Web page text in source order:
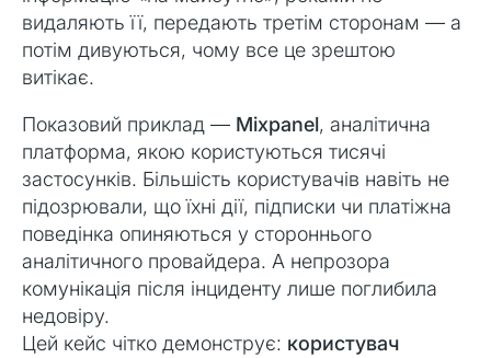
видаляють її, передають третім сторонам — а
потім дивуються, чому все це зрештою
витікає.
Показовий приклад — Mixpanel, аналітична
платформа, якою користуються тисячі
застосунків. Більшість користувачів навіть не
підозрювали, що їхні дії, підписки чи платіжна
поведінка опиняються у стороннього
аналітичного провайдера. А непрозора
комунікація після інциденту лише поглибила
недовіру.
Цей кейс чітко демонструє: користувач